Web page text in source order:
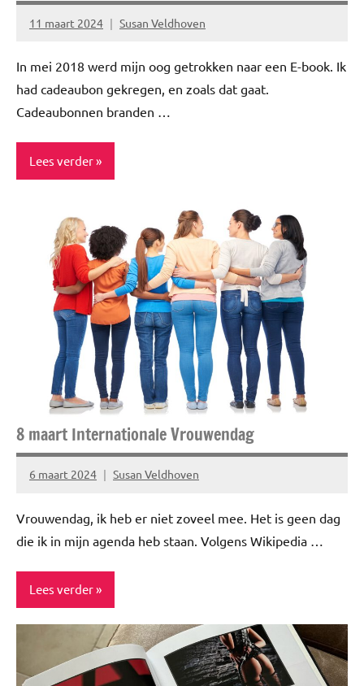
11 maart 2024 Susan Veldhoven
Geen
In mei 2018 werd mijn oog getrokken naar een E-book. Ik
had cadeaubon gekregen, en zoals dat gaat.
Cadeaubonnen branden …
Lees verder
Cadeautips
Inspiratie
Lifestyle
Spiritualiteit
minfullness
8 maart Internationale Vrouwendag
6 maart 2024 Susan Veldhoven
Geen
Vrouwendag, ik heb er niet zoveel mee. Het is geen dag
die ik in mijn agenda heb staan. Volgens Wikipedia …
Lees verder
Inspiratie